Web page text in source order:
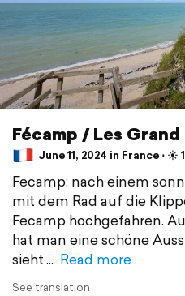
Fécamp / Les
June 11, 2024 in France ⋅ ☀️
Fecamp: nach einem
mit dem Rad auf die
Fecamp hochgefahren.
hat man eine schöne
sieht
Read more
See translation